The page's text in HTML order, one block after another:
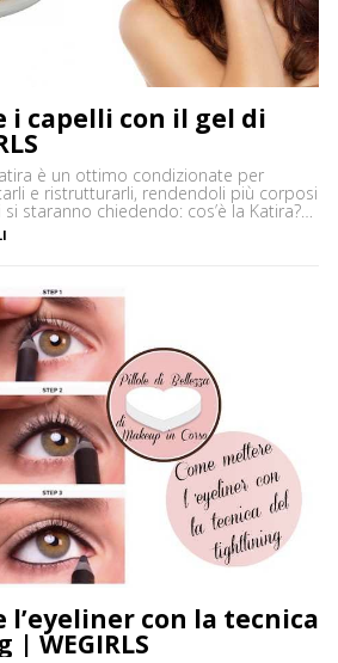
i capelli con il gel di
è un ottimo condizionate per
e ristrutturarli, rendendoli più corposi
staranno chiedendo: cos’è la Katira?
è una resina gelificante naturale
di Astragalus gummifer, un piccolo
l’eyeliner con la tecnica
WEGIRLS